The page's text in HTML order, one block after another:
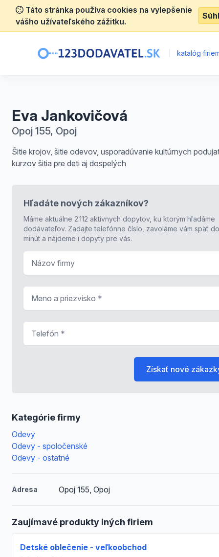
Táto stránka používa cookies na vylepšenie
vášho užívateľského zážitku.
katalóg
Eva Jankovičová
Opoj 155, Opoj
Šitie krojov, šitie odevov, usporadúvanie kultúrnych
kurzov šitia pre deti aj dospelých
Kategórie firmy
Odevy
Odevy - spoločenské
Odevy - ostatné
Adresa Opoj 155, Opoj
Zaujímavé produkty iných firiem
Detské oblečenie - veľkoobchod
Hľadáte nových zákazníkov?
Máme aktuálne 2.112 aktívnych dopytov, ku ktorým hľadáme
dodávateľov. Zadajte telefónne číslo, zavoláme vám späť
minút a nájdeme i dopyty pre vás.
Získať nové